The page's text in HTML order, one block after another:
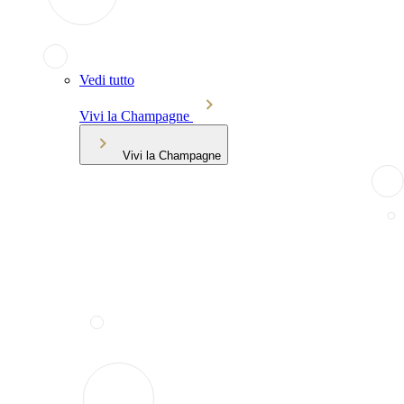
Vedi tutto
Vivi la Champagne
Vivi la Champagne